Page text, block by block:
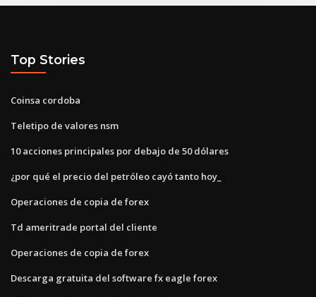
Top Stories
Coinsa cordoba
Teletipo de valores nsm
10 acciones principales por debajo de 50 dólares
¿por qué el precio del petróleo cayó tanto hoy_
Operaciones de copia de forex
Td ameritrade portal del cliente
Operaciones de copia de forex
Descarga gratuita del software fx eagle forex